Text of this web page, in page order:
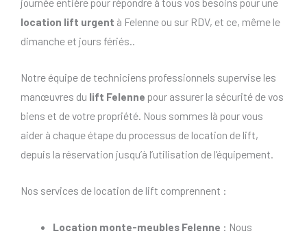
journée entière pour répondre à tous vos besoins pour une
location lift urgent à Felenne ou sur RDV, et ce, même le
dimanche et jours fériés..
Notre équipe de techniciens professionnels supervise les
manœuvres du lift Felenne pour assurer la sécurité de vos
biens et de votre propriété. Nous sommes là pour vous
aider à chaque étape du processus de location de lift,
depuis la réservation jusqu’à l’utilisation de l’équipement.
Nos services de location de lift comprennent :
Location monte-meubles Felenne : Nous